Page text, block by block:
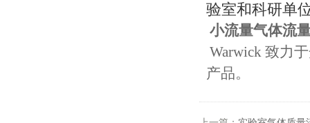
验室和科研单
小流量气体流
Warwick 致力
产品。